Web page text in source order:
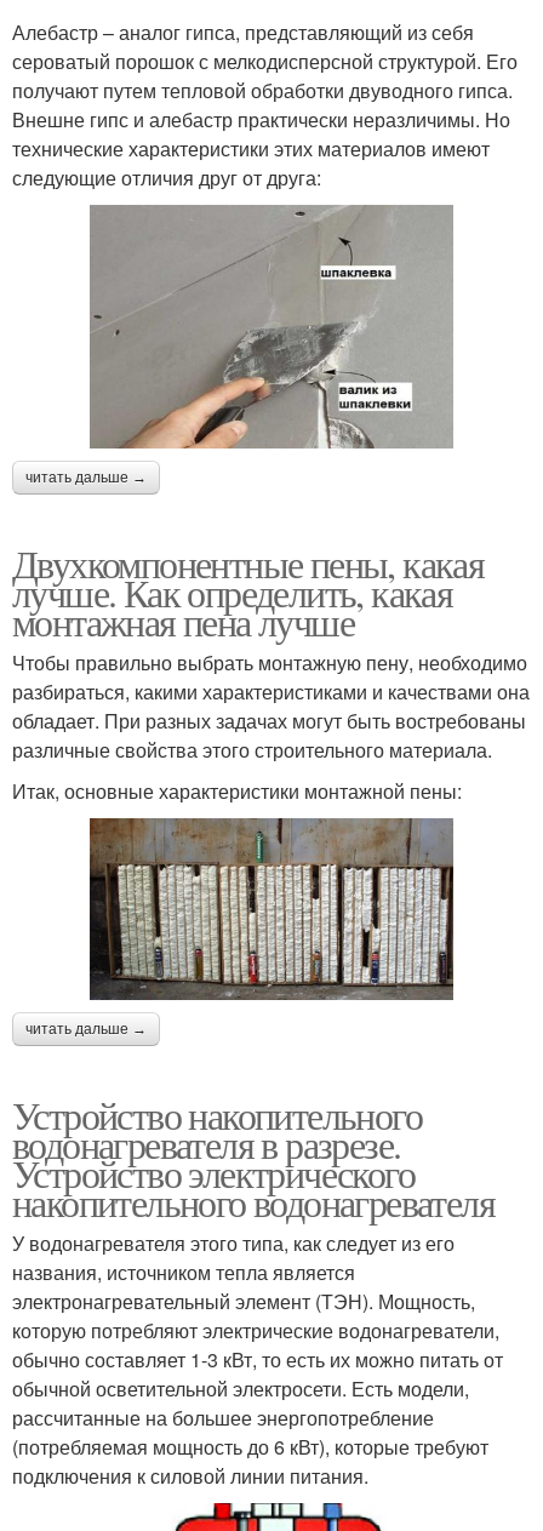
Алебастр – аналог гипса, представляющий из себя
сероватый порошок с мелкодисперсной структурой. Его
получают путем тепловой обработки двуводного гипса.
Внешне гипс и алебастр практически неразличимы. Но
технические характеристики этих материалов имеют
следующие отличия друг от друга:
читать дальше →
Двухкомпонентные пены, какая
лучше. Как определить, какая
монтажная пена лучше
Чтобы правильно выбрать монтажную пену, необходимо
разбираться, какими характеристиками и качествами она
обладает. При разных задачах могут быть востребованы
различные свойства этого строительного материала.
Итак, основные характеристики монтажной пены:
читать дальше →
Устройство накопительного
водонагревателя в разрезе.
Устройство электрического
накопительного водонагревателя
У водонагревателя этого типа, как следует из его
названия, источником тепла является
электронагревательный элемент (ТЭН). Мощность,
которую потребляют электрические водонагреватели,
обычно составляет 1-3 кВт, то есть их можно питать от
обычной осветительной электросети. Есть модели,
рассчитанные на большее энергопотребление
(потребляемая мощность до 6 кВт), которые требуют
подключения к силовой линии питания.